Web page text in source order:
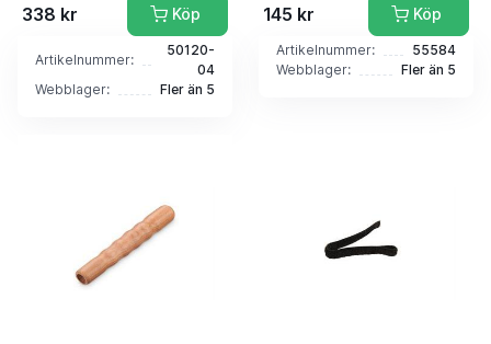
338 kr Köp
Artikelnummer:
50120-
04
Webblager:
Fler än 5
145 kr Köp
Artikelnummer:
55584
Webblager:
Fler än 5